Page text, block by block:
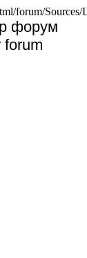
forum/
форум
forum